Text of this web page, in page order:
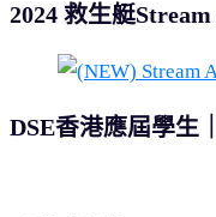
2024 救生艇Stream
DSE香港應屆學生